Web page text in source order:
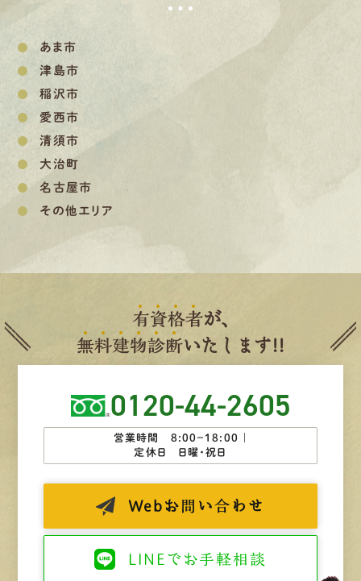
あま市
津島市
稲沢市
愛西市
清須市
大治町
名古屋市
その他エリア
有資格者が、
無料建物診断いたします!!
0120-44-2605
営業時間 8:00−18:00 ｜
定休日 日曜・祝日
Web お問い合わせ
LINEで お手軽相談